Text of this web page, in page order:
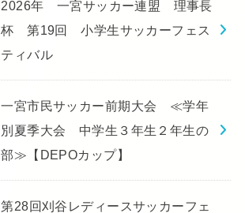
2026年 一宮サッカー連盟 理事長
杯 第19回 小学生サッカーフェス
ティバル
一宮市民サッカー前期大会 ≪学年
別夏季大会 中学生３年生２年生の
部≫【DEPOカップ】
第28回刈谷レディースサッカーフェ